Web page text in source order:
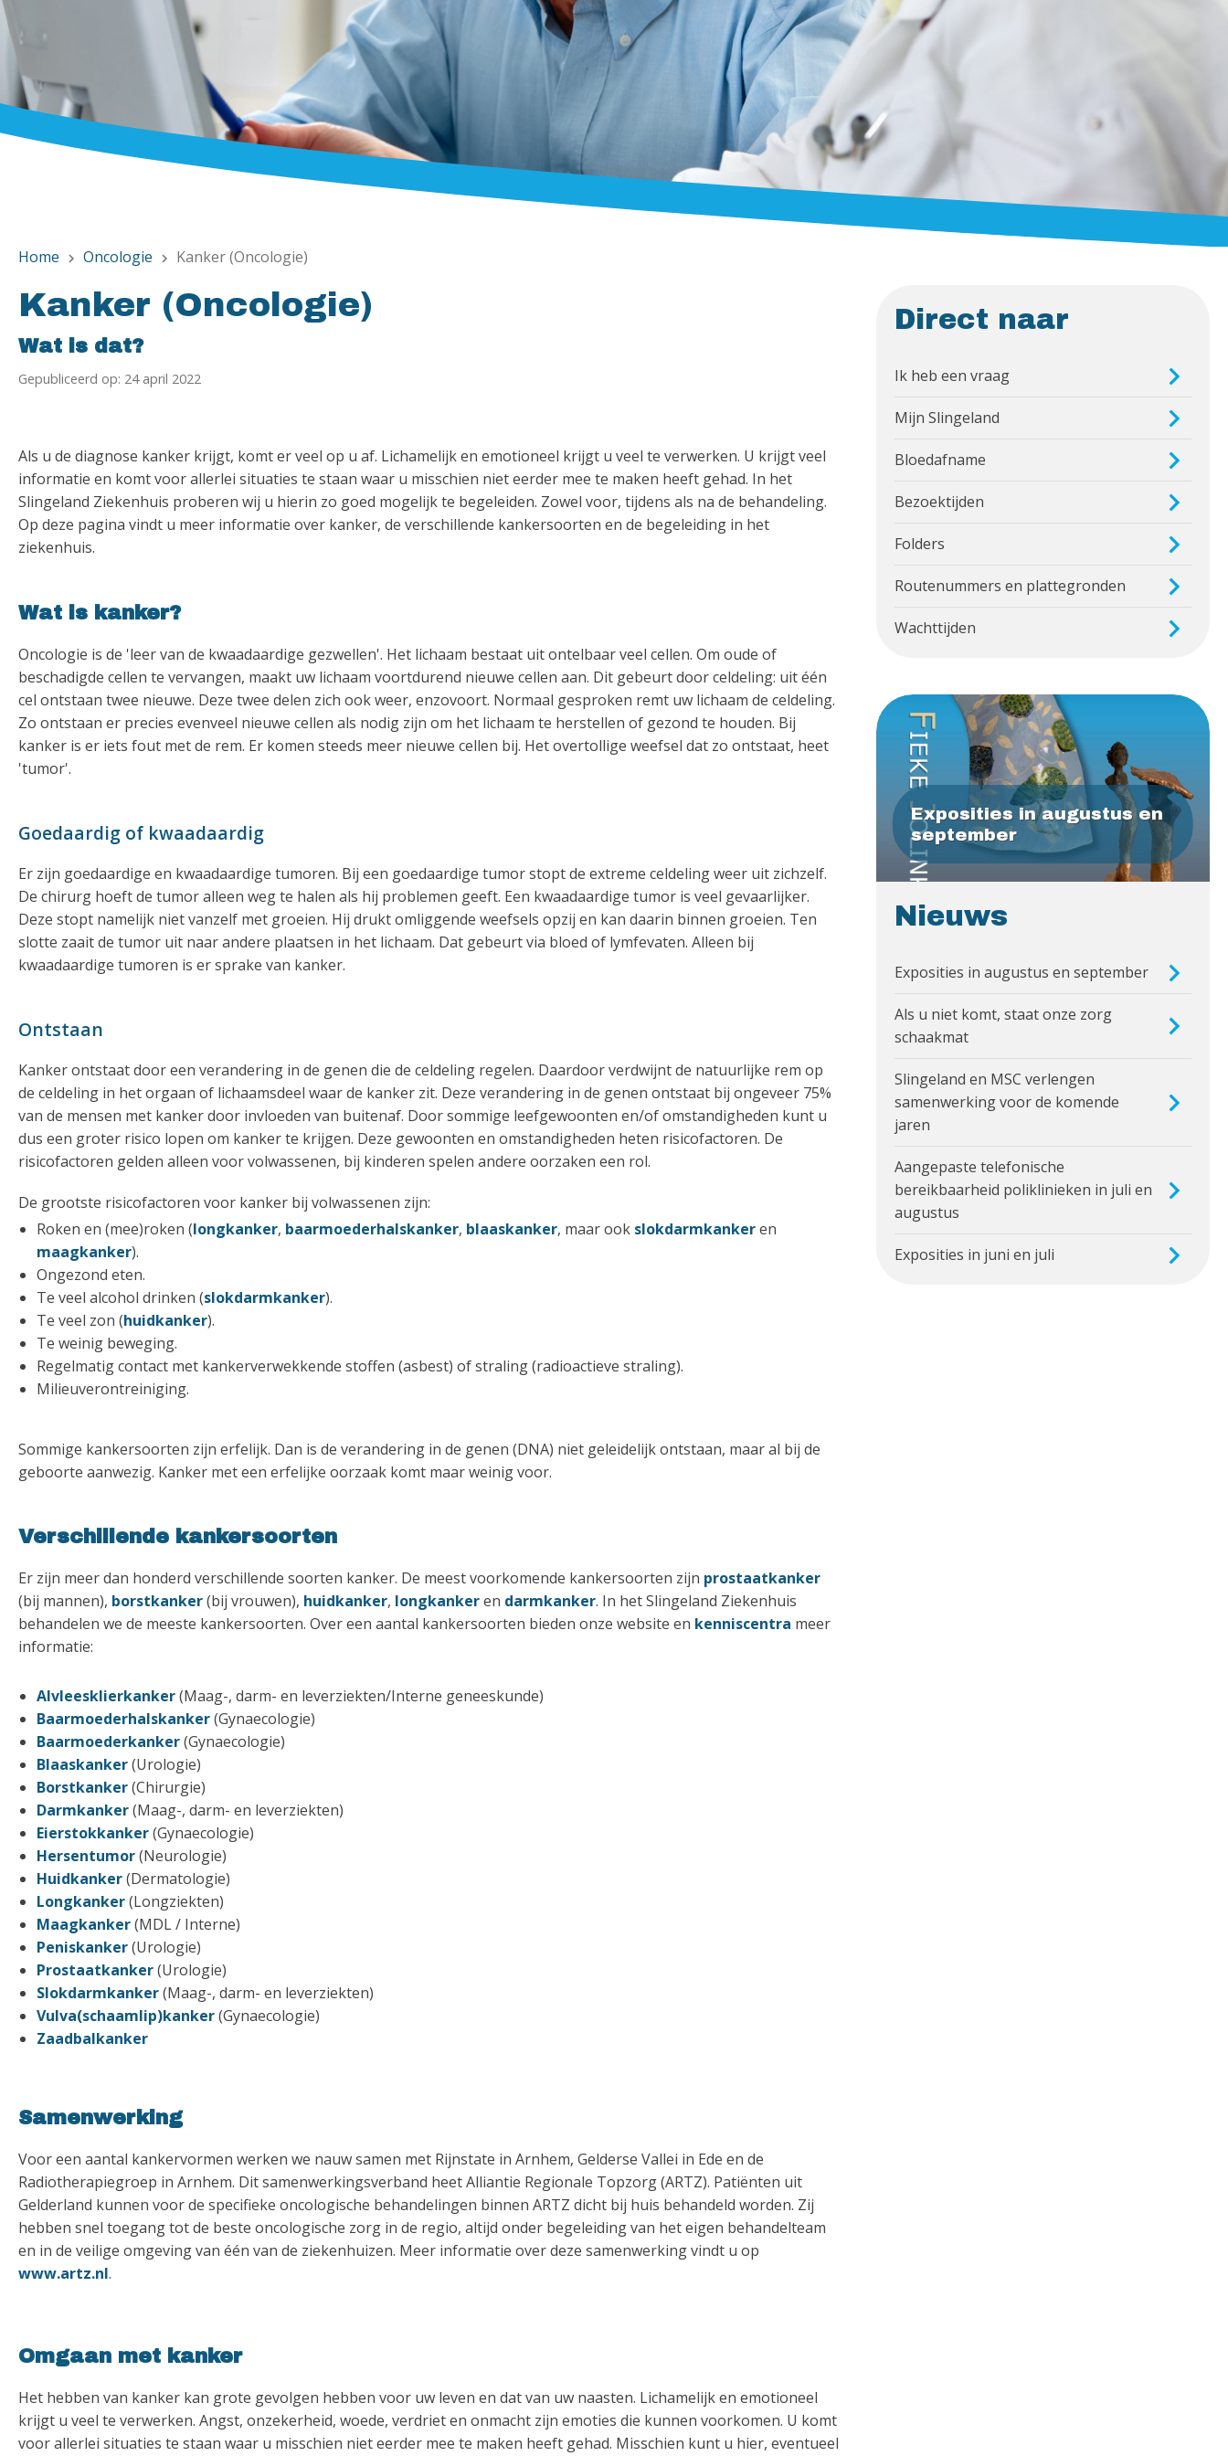
Home chevron_right Oncologie chevron_right Kanker (Oncologie)
Kanker (Oncologie)
Wat is dat?
Gepubliceerd op: 24 april 2022
Als u de diagnose kanker krijgt, komt er veel op u af. Lichamelijk en emotioneel krijgt u veel te verwerken. U krijgt veel
informatie en komt voor allerlei situaties te staan waar u misschien niet eerder mee te maken heeft gehad. In het
Slingeland Ziekenhuis proberen wij u hierin zo goed mogelijk te begeleiden. Zowel voor, tijdens als na de behandeling.
Op deze pagina vindt u meer informatie over kanker, de verschillende kankersoorten en de begeleiding in het
ziekenhuis.
Wat is kanker?
Oncologie is de 'leer van de kwaadaardige gezwellen'. Het lichaam bestaat uit ontelbaar veel cellen. Om oude of
beschadigde cellen te vervangen, maakt uw lichaam voortdurend nieuwe cellen aan. Dit gebeurt door celdeling: uit één
cel ontstaan twee nieuwe. Deze twee delen zich ook weer, enzovoort. Normaal gesproken remt uw lichaam de celdeling.
Zo ontstaan er precies evenveel nieuwe cellen als nodig zijn om het lichaam te herstellen of gezond te houden. Bij
kanker is er iets fout met de rem. Er komen steeds meer nieuwe cellen bij. Het overtollige weefsel dat zo ontstaat, heet
'tumor'.
Goedaardig of kwaadaardig
Er zijn goedaardige en kwaadaardige tumoren. Bij een goedaardige tumor stopt de extreme celdeling weer uit zichzelf.
De chirurg hoeft de tumor alleen weg te halen als hij problemen geeft. Een kwaadaardige tumor is veel gevaarlijker.
Deze stopt namelijk niet vanzelf met groeien. Hij drukt omliggende weefsels opzij en kan daarin binnen groeien. Ten
slotte zaait de tumor uit naar andere plaatsen in het lichaam. Dat gebeurt via bloed of lymfevaten. Alleen bij
kwaadaardige tumoren is er sprake van kanker.
Ontstaan
Kanker ontstaat door een verandering in de genen die de celdeling regelen. Daardoor verdwijnt de natuurlijke rem op
de celdeling in het orgaan of lichaamsdeel waar de kanker zit. Deze verandering in de genen ontstaat bij ongeveer 75%
van de mensen met kanker door invloeden van buitenaf. Door sommige leefgewoonten en/of omstandigheden kunt u
dus een groter risico lopen om kanker te krijgen. Deze gewoonten en omstandigheden heten risicofactoren. De
risicofactoren gelden alleen voor volwassenen, bij kinderen spelen andere oorzaken een rol.
De grootste risicofactoren voor kanker bij volwassenen zijn:
Roken en (mee)roken (longkanker, baarmoederhalskanker, blaaskanker, maar ook slokdarmkankeren
maagkanker).
Ongezond eten.
Te veel alcohol drinken (slokdarmkanker).
Te veel zon (huidkanker).
Te weinig beweging.
Regelmatig contact met kankerverwekkende stoffen (asbest) of straling (radioactieve straling).
Milieuverontreiniging.
Sommige kankersoorten zijn erfelijk. Dan is de verandering in de genen (DNA) niet geleidelijk ontstaan, maar al bij de
geboorte aanwezig. Kanker met een erfelijke oorzaak komt maar weinig voor.
Verschillende kankersoorten
Er zijn meer dan honderd verschillende soorten kanker. De meest voorkomende kankersoorten zijn prostaatkanker
(bij mannen), borstkanker(bij vrouwen), huidkanker, longkankeren darmkanker. In het Slingeland Ziekenhuis
behandelen we de meeste kankersoorten. Over een aantal kankersoorten bieden onze website en kenniscentra meer
informatie:
Alvleesklierkanker(Maag-, darm- en leverziekten/Interne geneeskunde)
Baarmoederhalskanker(Gynaecologie)
Baarmoederkanker(Gynaecologie)
Blaaskanker(Urologie)
Borstkanker(Chirurgie)
Darmkanker(Maag-, darm- en leverziekten)
Eierstokkanker(Gynaecologie)
Hersentumor(Neurologie)
Huidkanker(Dermatologie)
Longkanker(Longziekten)
Maagkanker(MDL / Interne)
Peniskanker(Urologie)
Prostaatkanker(Urologie)
Slokdarmkanker(Maag-, darm- en leverziekten)
Vulva(schaamlip)kanker(Gynaecologie)
Zaadbalkanker
Samenwerking
Voor een aantal kankervormen werken we nauw samen met Rijnstate in Arnhem, Gelderse Vallei in Ede en de
Radiotherapiegroep in Arnhem. Dit samenwerkingsverband heet Alliantie Regionale Topzorg (ARTZ). Patiënten uit
Gelderland kunnen voor de specifieke oncologische behandelingen binnen ARTZ dicht bij huis behandeld worden. Zij
hebben snel toegang tot de beste oncologische zorg in de regio, altijd onder begeleiding van het eigen behandelteam
en in de veilige omgeving van één van de ziekenhuizen. Meer informatie over deze samenwerking vindt u op
www.artz.nl.
Omgaan met kanker
Het hebben van kanker kan grote gevolgen hebben voor uw leven en dat van uw naasten. Lichamelijk en emotioneel
krijgt u veel te verwerken. Angst, onzekerheid, woede, verdriet en onmacht zijn emoties die kunnen voorkomen. U komt
voor allerlei situaties te staan waar u misschien niet eerder mee te maken heeft gehad. Misschien kunt u hier, eventueel
Direct naar
Ik heb een vraag
Mijn Slingeland
Bloedafname
Bezoektijden
Folders
Routenummers en plattegronden
Wachttijden
Exposities in augustus en
september
Nieuws
Exposities in augustus en september
Als u niet komt, staat onze zorg
schaakmat
Slingeland en MSC verlengen
samenwerking voor de komende
jaren
Aangepaste telefonische
bereikbaarheid poliklinieken in juli en
augustus
Exposities in juni en juli